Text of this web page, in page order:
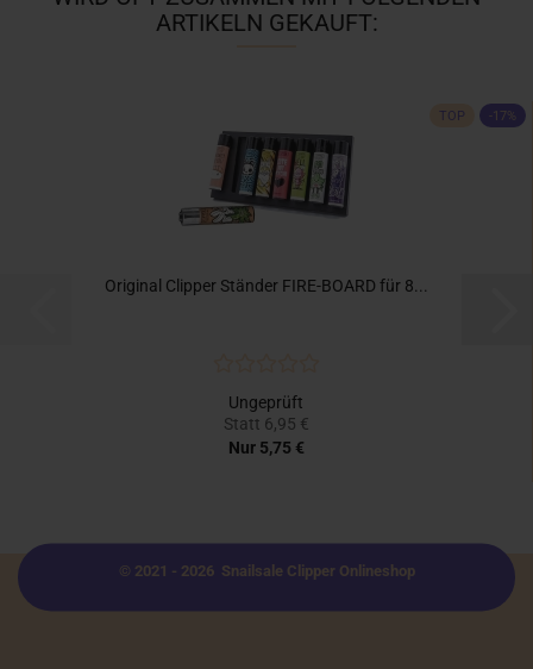
ARTIKELN GEKAUFT:
TOP -17%
Original Clipper Ständer FIRE-BOARD für 8...
Ungeprüft
Statt 6,95 €
Nur 5,75 €
© 2021 - 2026 Snailsale Clipper Onlineshop